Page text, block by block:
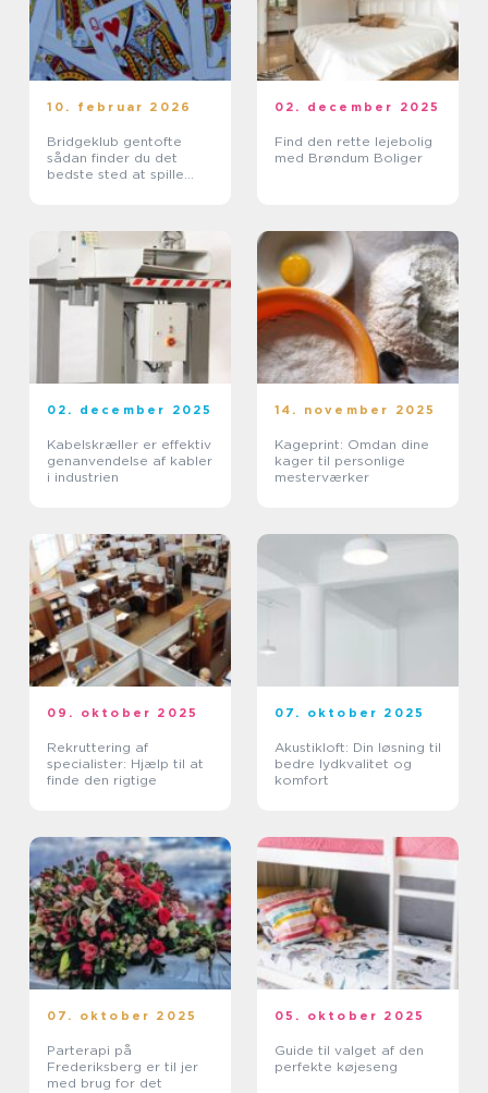
10. februar 2026
Bridgeklub gentofte
sådan finder du det
bedste sted at spille
02. december 2025
Find den rette lejebolig
med Brøndum Boliger
02. december 2025
Kabelskræller er effektiv
genanvendelse af kabler
i industrien
14. november 2025
Kageprint: Omdan dine
kager til personlige
mesterværker
09. oktober 2025
Rekruttering af
specialister: Hjælp til at
finde den rigtige
07. oktober 2025
Akustikloft: Din løsning til
bedre lydkvalitet og
komfort
07. oktober 2025
Parterapi på
Frederiksberg er til jer
med brug for det
05. oktober 2025
Guide til valget af den
perfekte køjeseng